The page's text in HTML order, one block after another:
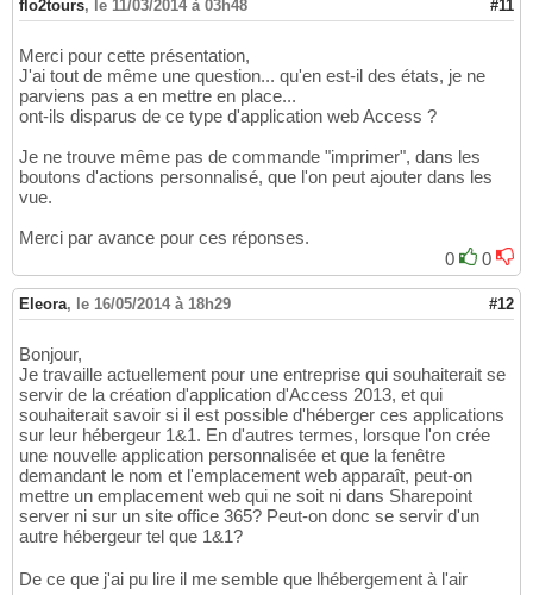
flo2tours, le 11/03/2014 à 03h48 #11
Merci pour cette présentation,
J'ai tout de même une question... qu'en est-il des états, je ne
parviens pas a en mettre en place...
ont-ils disparus de ce type d'application web Access ?
Je ne trouve même pas de commande "imprimer", dans les
boutons d'actions personnalisé, que l'on peut ajouter dans les
vue.
Merci par avance pour ces réponses.
0
0
Eleora, le 16/05/2014 à 18h29 #12
Bonjour,
Je travaille actuellement pour une entreprise qui souhaiterait se
servir de la création d'application d'Access 2013, et qui
souhaiterait savoir si il est possible d'héberger ces applications
sur leur hébergeur 1&1. En d'autres termes, lorsque l'on crée
une nouvelle application personnalisée et que la fenêtre
demandant le nom et l'emplacement web apparaît, peut-on
mettre un emplacement web qui ne soit ni dans Sharepoint
server ni sur un site office 365? Peut-on donc se servir d'un
autre hébergeur tel que 1&1?
De ce que j'ai pu lire il me semble que lhébergement à l'air